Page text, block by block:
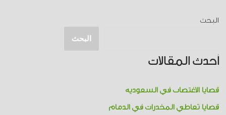
البحث
البحث
أحدث المقالات
قضايا الاغتصاب في السعودية
قضايا تعاطي المخدرات​ في الدمام